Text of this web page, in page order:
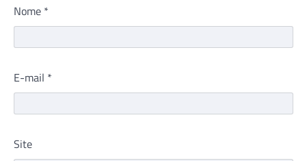
Nome *
E-mail *
Site